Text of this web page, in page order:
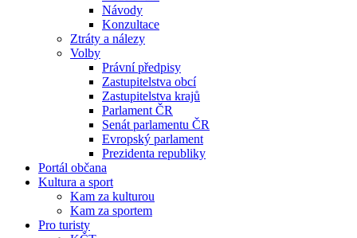
Návody
Konzultace
Ztráty a nálezy
Volby
Právní předpisy
Zastupitelstva obcí
Zastupitelstva krajů
Parlament ČR
Senát parlamentu ČR
Evropský parlament
Prezidenta republiky
Portál občana
Kultura a sport
Kam za kulturou
Kam za sportem
Pro turisty